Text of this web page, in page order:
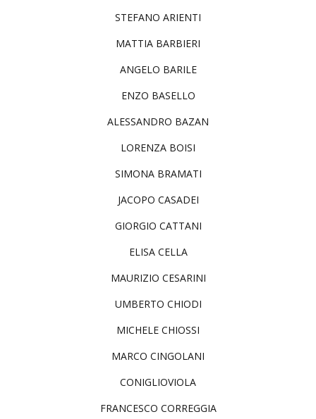
STEFANO ARIENTI
MATTIA BARBIERI
ANGELO BARILE
ENZO BASELLO
ALESSANDRO BAZAN
LORENZA BOISI
SIMONA BRAMATI
JACOPO CASADEI
GIORGIO CATTANI
ELISA CELLA
MAURIZIO CESARINI
UMBERTO CHIODI
MICHELE CHIOSSI
MARCO CINGOLANI
CONIGLIOVIOLA
FRANCESCO CORREGGIA